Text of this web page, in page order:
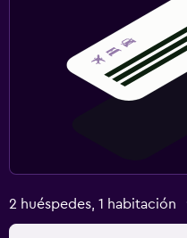
2 huéspedes, 1 habitación